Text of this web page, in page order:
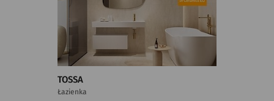
TOSSA
Łazienka